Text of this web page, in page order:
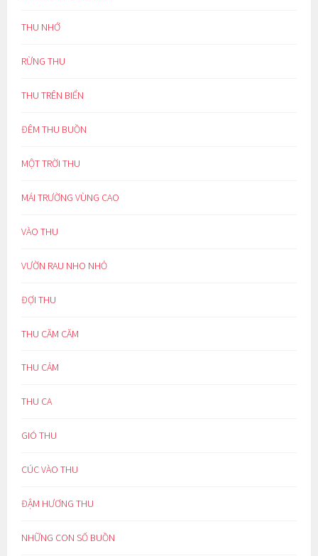
THU NHỚ
RỪNG THU
THU TRÊN BIỂN
ĐÊM THU BUỒN
MỘT TRỜI THU
MÁI TRƯỜNG VÙNG CAO
VÀO THU
VƯỜN RAU NHO NHỎ
ĐỢI THU
THU CĂM CĂM
THU CẢM
THU CA
GIÓ THU
CÚC VÀO THU
ĐẬM HƯƠNG THU
NHỮNG CON SỐ BUỒN